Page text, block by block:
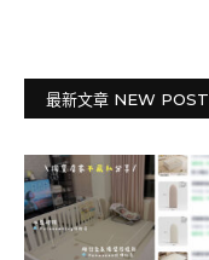
最新文章 NEW POST